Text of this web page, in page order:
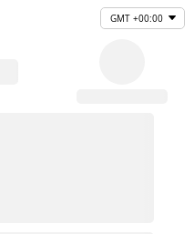
GMT +00:00